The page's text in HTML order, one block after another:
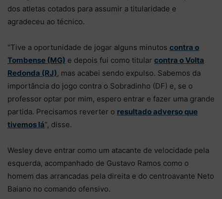
dos atletas cotados para assumir a titularidade e
agradeceu ao técnico.
“Tive a oportunidade de jogar alguns minutos contra o
Tombense (MG) e depois fui como titular contra o Volta
Redonda (RJ), mas acabei sendo expulso. Sabemos da
importância do jogo contra o Sobradinho (DF) e, se o
professor optar por mim, espero entrar e fazer uma grande
partida. Precisamos reverter o resultado adverso que
tivemos lá“, disse.
Wesley deve entrar como um atacante de velocidade pela
esquerda, acompanhado de Gustavo Ramos como o
homem das arrancadas pela direita e do centroavante Neto
Baiano no comando ofensivo.